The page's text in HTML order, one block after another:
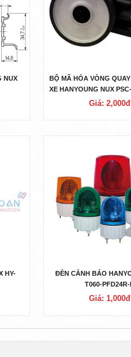
NUX
BỘ MÃ HÓA VÒNG
XE HANYOUNG NUX
Giá: 2,000đ
HY-
ĐÈN CẢNH BÁO
T060-PFD24R-
Giá: 1,000đ